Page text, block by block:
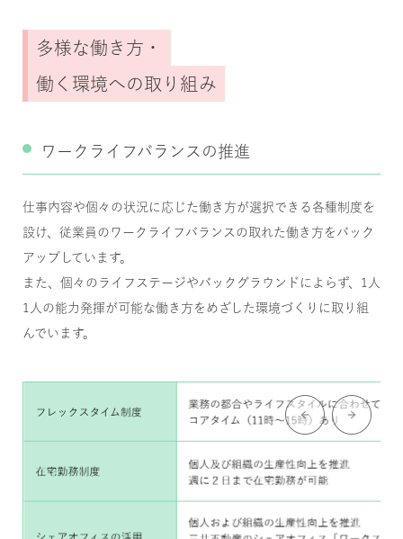
多様な働き方・
働く環境への取り組み
ワークライフバランスの推進
仕事内容や個々の状況に応じた働き方が選択できる各種制度を
設け、従業員のワークライフバランスの取れた働き方をバック
アップしています。
また、個々のライフステージやバックグラウンドによらず、1人
1人の能力発揮が可能な働き方をめざした環境づくりに取り組
んでいます。